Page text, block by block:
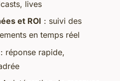
lives
et ROI : suivi des
en temps réel
: réponse rapide,